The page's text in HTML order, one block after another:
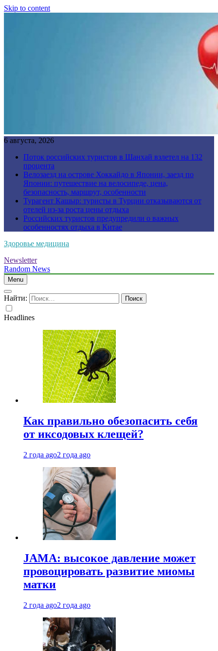
Skip to content
6 августа, 2026
Поток российских туристов в Шанхай взлетел на 132
процента
Велозаезд на острове Хоккайдо в Японии, заезд по
Японии: путешествие на велосипеде, цена,
безопасность, маршрут, особенности
Турагент Кашыр: туристы в Турции отказываются от
отелей из-за роста цены отдыха
Российских туристов предупредили о важных
особенностях отдыха в Китае
Здоровье медицина
Newsletter
Random News
Menu
Найти:
Headlines
Как правильно обезопасить себя
от иксодовых клещей?
2 года ago2 года ago
JAMA: высокое давление может
провоцировать развитие миомы
матки
2 года ago2 года ago